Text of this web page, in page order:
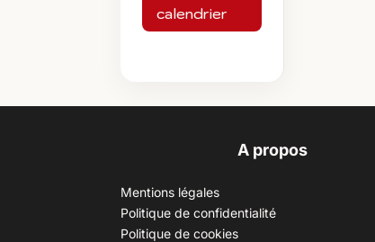
calendrier
A propos
Mentions légales
Politique de confidentialité
Politique de cookies